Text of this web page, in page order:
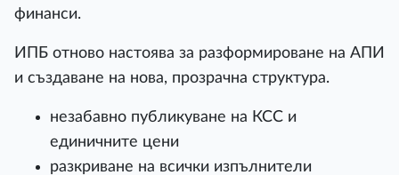
финанси.
ИПБ отново настоява за разформироване на АПИ
и създаване на нова, прозрачна структура.
незабавно публикуване на КСС и
единичните цени
разкриване на всички изпълнители